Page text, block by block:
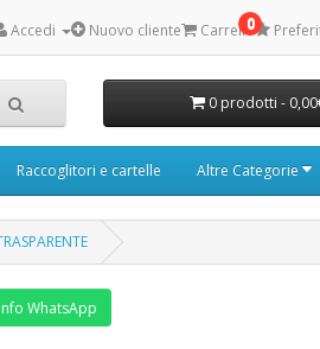
Accedi Nuovo cliente 0
Carrello
0 prodotti -
Raccoglitori e cartelle Altre Categorie
Info WhatsApp